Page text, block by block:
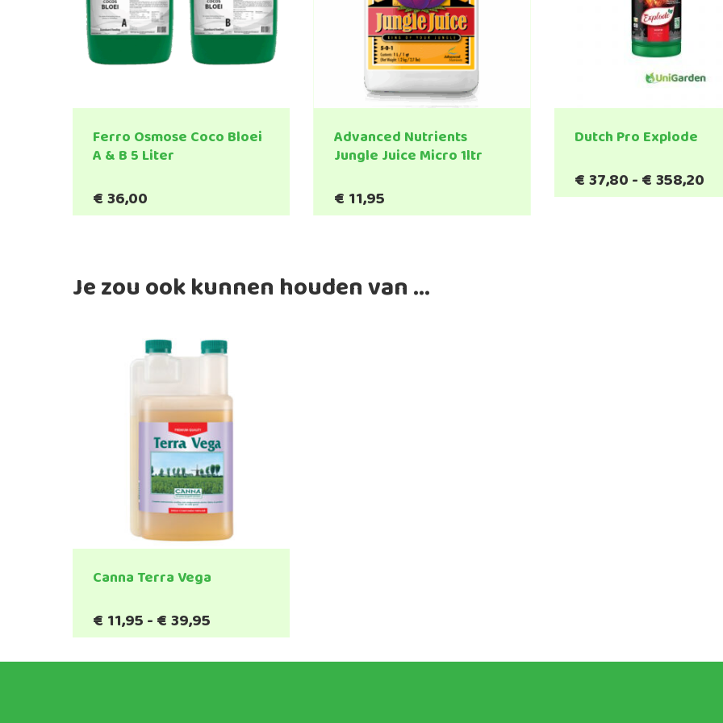
Ferro Osmose Coco Bloei
A & B 5 Liter
€36,00
Advanced Nutrients
Jungle Juice Micro 1ltr
€ 11,95
Dutch Pro Explode
€37,80-€358,20
Dit
product
Je zou ook kunnen houden van …
Canna Terra Vega
€ 11,95-€39,95
€11,95
tot
Dit
product
heeft